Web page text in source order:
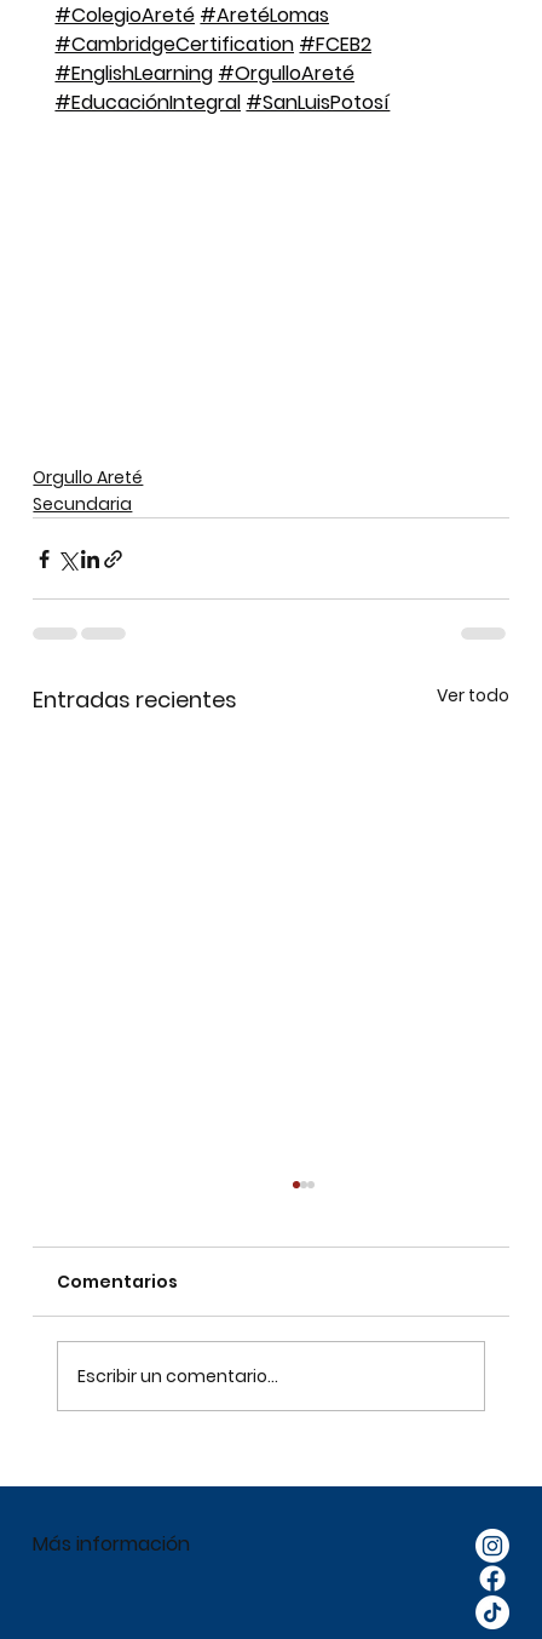
#ColegioAreté #AretéLomas
#CambridgeCertification #FCEB2
#EnglishLearning #OrgulloAreté
#EducaciónIntegral #SanLuisPotosí
Orgullo Areté
Secundaria
Entradas recientes Ver todo
Comentarios
Escribir un comentario...
Más información